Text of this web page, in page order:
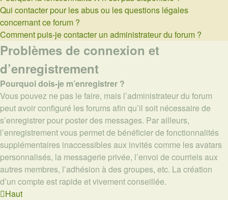
Qui contacter pour les abus ou les questions légales
concernant ce forum ?
Comment puis-je contacter un administrateur du forum ?
Problèmes de connexion et
d’enregistrement
Pourquoi dois-je m’enregistrer ?
Vous pouvez ne pas le faire, mais l’administrateur du forum
peut avoir configuré les forums afin qu’il soit nécessaire de
s’enregistrer pour poster des messages. Par ailleurs,
l’enregistrement vous permet de bénéficier de fonctionnalités
supplémentaires inaccessibles aux invités comme les avatars
personnalisés, la messagerie privée, l’envoi de courriels aux
autres membres, l’adhésion à des groupes, etc. La création
d’un compte est rapide et vivement conseillée.
Haut